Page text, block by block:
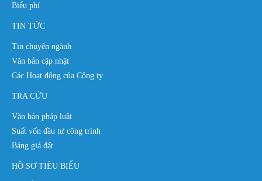
Biểu phí
TIN TỨC
Tin chuyên ngành
Văn bản cập nhật
Các Hoạt động của Công ty
TRA CỨU
Văn bản pháp luật
Suất vốn đầu tư công trình
Bảng giá đất
HỒ SƠ TIÊU BIỂU